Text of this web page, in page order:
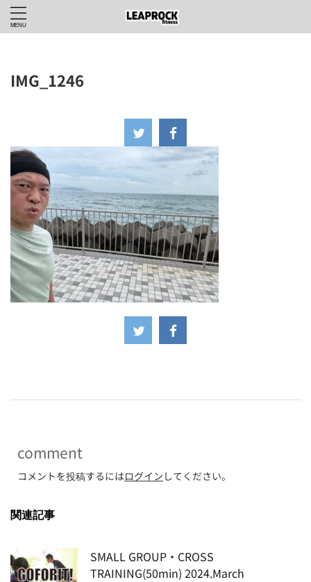
IMG_1246
comment
コメントを投稿するにはログイン してください。
関連記事
SMALL GROUP・CROSS
TRAINING(50min) 2024.March